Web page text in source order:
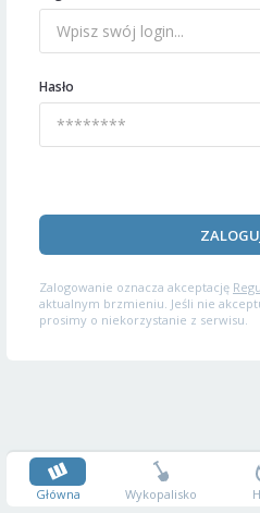
Hasło
Zalogowanie oznacza akceptację
aktualnym brzmieniu. Jeśli nie
prosimy o niekorzystanie z serwisu.
Główna Wykopalisko